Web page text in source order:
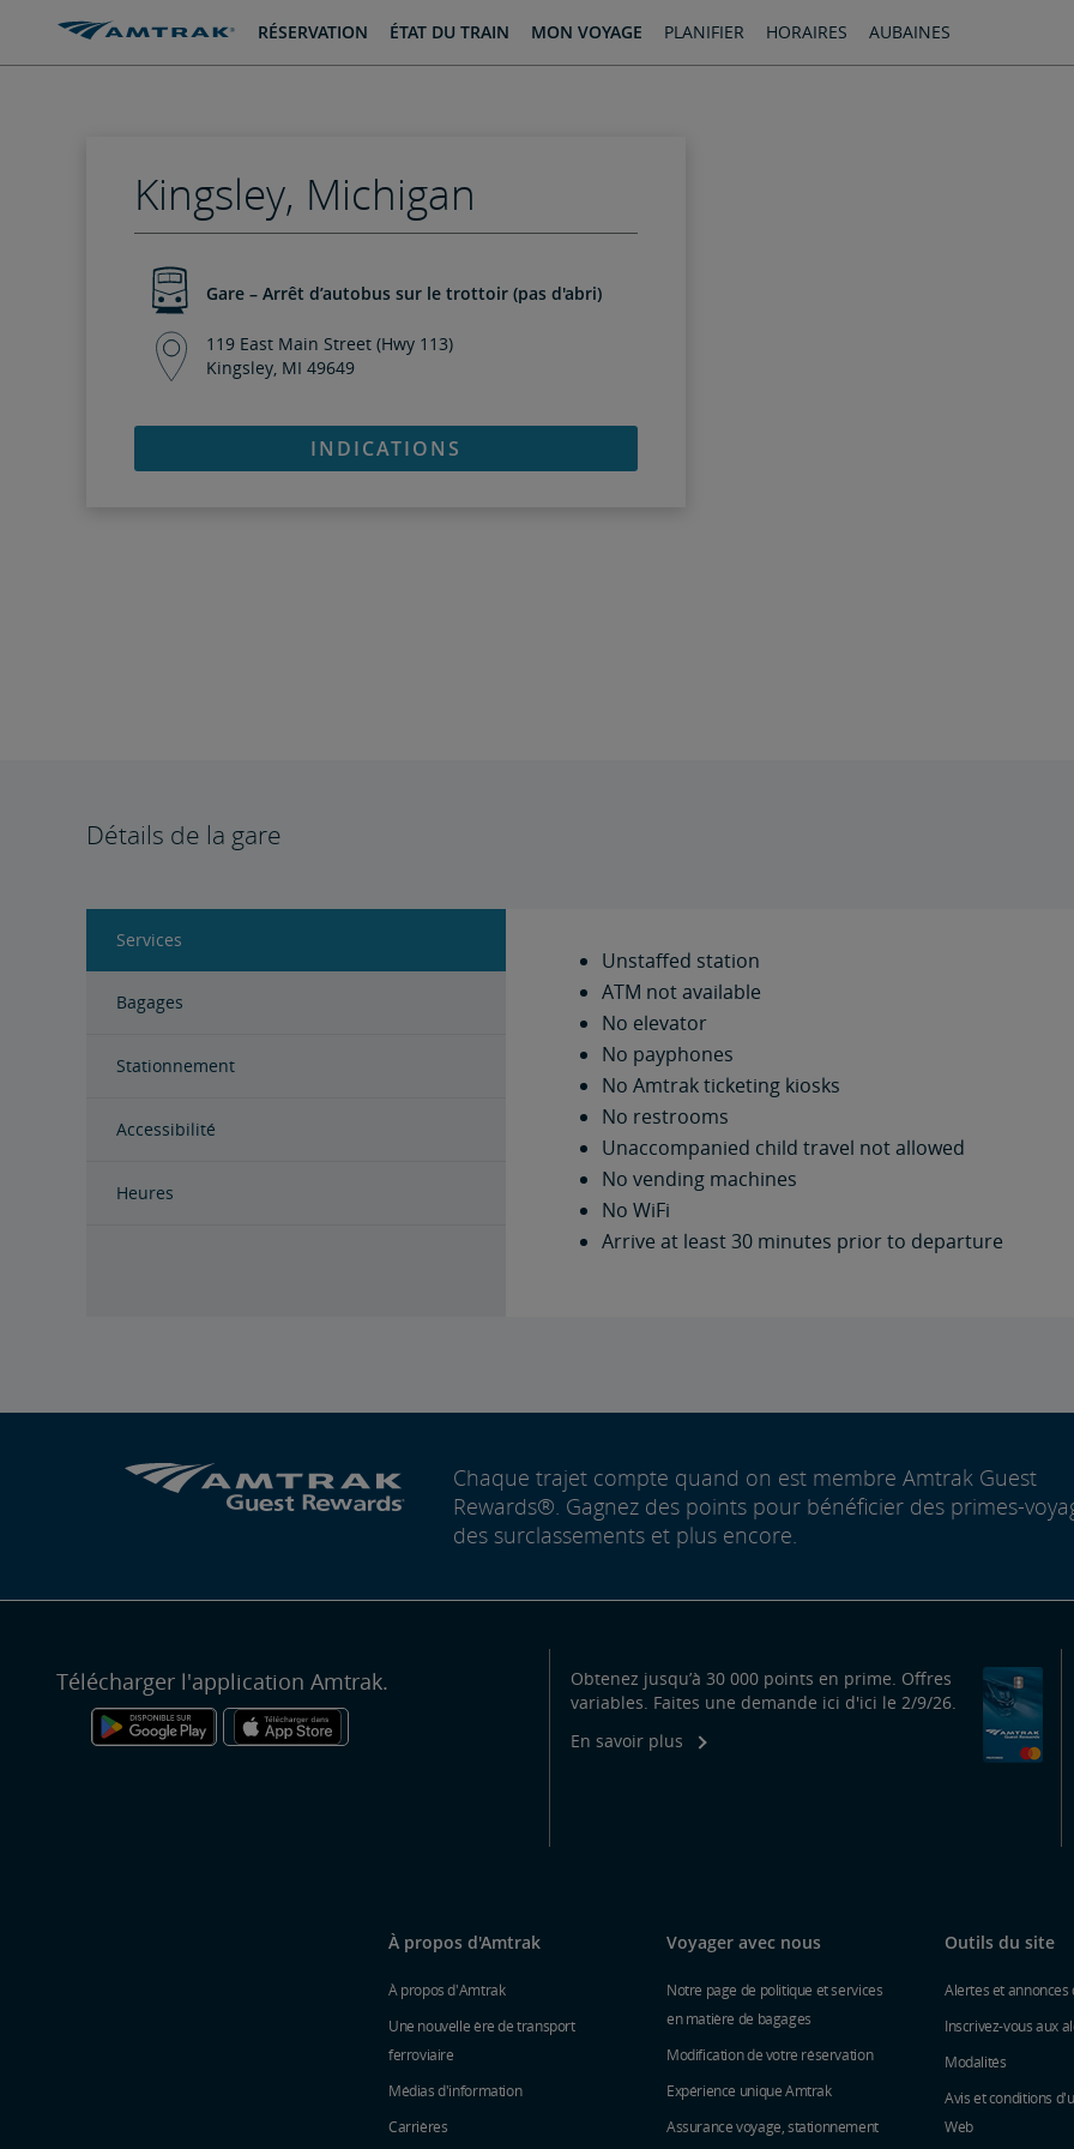
passer
passer
navigation
RÉSERVATION ÉTAT DU TRAIN MON VOYAGE PLANIFIER HORAIRES AUBAINES
Kingsley, Michigan
Gare – Arrêt d’autobus sur le trottoir (pas d'abri)
119 East Main Street (Hwy 113)
Kingsley, MI 49649
INDICATIONS
Détails de la gare
Services
Bagages
Stationnement
Accessibilité
Heures
Unstaffed station
ATM not available
No elevator
No payphones
No Amtrak ticketing kiosks
No restrooms
Unaccompanied child travel not allowed
No vending machines
No WiFi
Arrive at least 30 minutes prior to departure
Chaque trajet compte quand on est membre Amtrak Guest
Rewards®. Gagnez des points pour bénéficier des primes-
des surclassements et plus encore.
Télécharger l'application Amtrak.
Obtenez jusqu’à 30 000 points en prime. Offres
variables. Faites une demande ici d'ici le 2/9/26.
En savoir plus
À propos d'Amtrak
À propos d'Amtrak
Une nouvelle ère de transport
ferroviaire
Médias d'information
Carrières
Voyager avec nous
Notre page de politique et services
en matière de bagages
Modification de votre réservation
Expérience unique Amtrak
Assurance voyage, stationnement
Outils du site
Alertes et annonces
Inscrivez-vous aux
Modalités
Avis et conditions
Web